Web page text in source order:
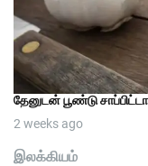
தேனுடன் பூண்டு
2 weeks ago
இலக்கியம்